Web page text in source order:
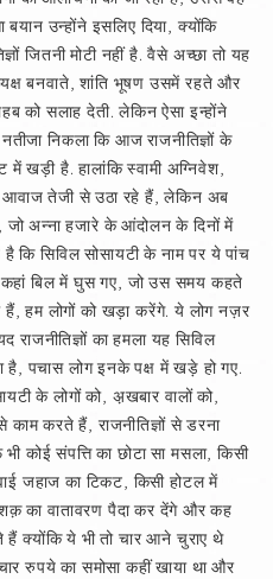
उन्होंने इसलिए दिया, क्योंकि
जितनी मोटी नहीं है. वैसे अच्छा तो यह
बनवाते, शांति भूषण उसमें रहते और
को सलाह देती. लेकिन ऐसा इन्होंने
निकला कि आज राजनीतिज्ञों के
में खड़ी है. हालांकि स्वामी अग्निवेश,
आवाज तेजी से उठा रहे हैं, लेकिन अब
अन्ना हजारे के आंदोलन के दिनों में
सिविल सोसायटी के नाम पर ये पांच
कहां बिल में घुस गए, जो उस समय कहते
हैं, हम लोगों को खड़ा करेंगे. ये लोग नज़र
का हमला यह सिविल
है, पचास लोग इनके पक्ष में खड़े हो गए.
के लोगों को, अ़खबार वालों को,
करते हैं, राजनीतिज्ञों से डरना
कोई संपत्ति का छोटा सा मसला, किसी
जहाज का टिकट, किसी होटल में
का वातावरण पैदा कर देंगे और कह
क्योंकि ये भी तो चार आने चुराए थे
रुपये का समोसा कहीं खाया था और